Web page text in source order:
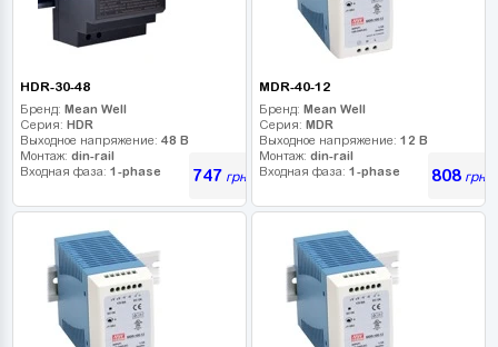
HDR-30-48
Бренд: Mean Well
Серия: HDR
Выходное напряжение: 48 В
Монтаж: din-rail
Входная фаза: 1-phase 747 грн
MDR-40-12
Бренд: Mean Well
Серия: MDR
Выходное напряжение: 12 В
Монтаж: din-rail
Входная фаза: 1-phase 808грн